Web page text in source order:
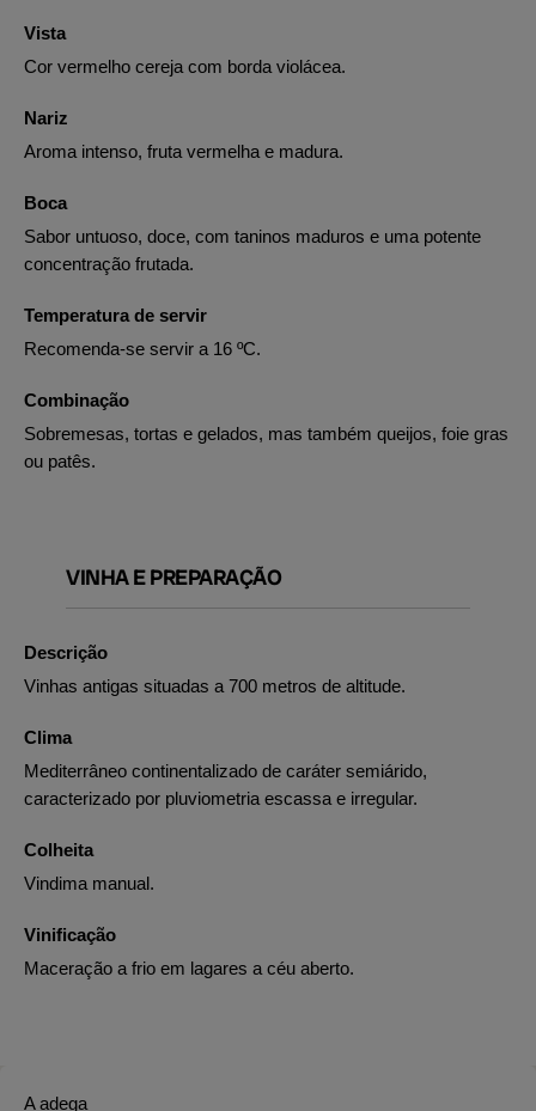
Vista
Cor vermelho cereja com borda violácea.
Nariz
Aroma intenso, fruta vermelha e madura.
Boca
Sabor untuoso, doce, com taninos maduros e uma potente
concentração frutada.
Temperatura de servir
Recomenda-se servir a 16 ºC.
Combinação
Sobremesas, tortas e gelados, mas também queijos, foie gras
ou patês.
VINHA E PREPARAÇÃO
Descrição
Vinhas antigas situadas a 700 metros de altitude.
Clima
Mediterrâneo continentalizado de caráter semiárido,
caracterizado por pluviometria escassa e irregular.
Colheita
Vindima manual.
Vinificação
Maceração a frio em lagares a céu aberto.
A adega